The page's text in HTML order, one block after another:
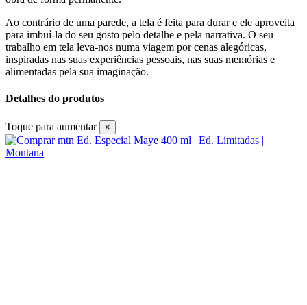
Ao contrário de uma parede, a tela é feita para durar e ele aproveita
para imbuí-la do seu gosto pelo detalhe e pela narrativa. O seu
trabalho em tela leva-nos numa viagem por cenas alegóricas,
inspiradas nas suas experiências pessoais, nas suas memórias e
alimentadas pela sua imaginação.
Detalhes do produtos
Toque para aumentar ×